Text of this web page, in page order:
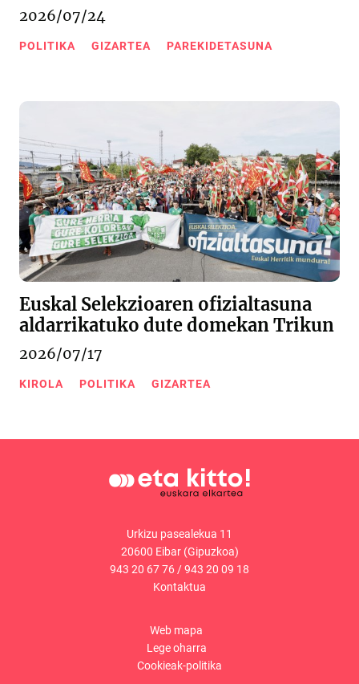
2026/07/24
POLITIKA GIZARTEA PAREKIDETASUNA
Euskal Selekzioaren ofizialtasuna
aldarrikatuko dute domekan Trikun
2026/07/17
KIROLA POLITIKA GIZARTEA
Urkizu pasealekua 11
20600 Eibar (Gipuzkoa)
943 20 67 76 /943 20 09 18
Kontaktua
Web mapa
Lege oharra
Cookieak-politika